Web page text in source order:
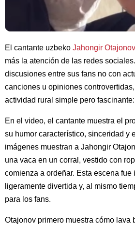
El cantante uzbeko Jahongir Otajonov
más la atención de las redes
discusiones entre sus fans no con
canciones u opiniones
actividad rural simple pero
En el video, el cantante muestra el
su humor característico, sinceridad y
imágenes muestran a Jahongir
una vaca en un corral, vestido con
comienza a ordeñar. Esta escena fue
ligeramente divertida y, al mismo
para los fans.
Otajonov primero muestra cómo lava